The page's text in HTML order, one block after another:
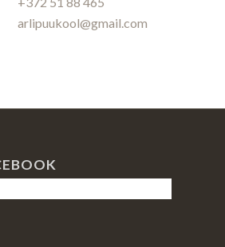
arlipuukool@gmail.com